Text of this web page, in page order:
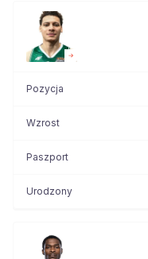
Pozycja
Wzrost
Paszport
Urodzony